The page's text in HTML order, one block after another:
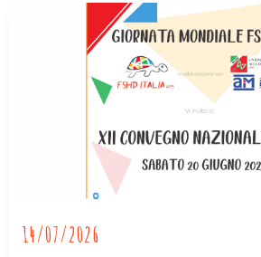
14/07/2026